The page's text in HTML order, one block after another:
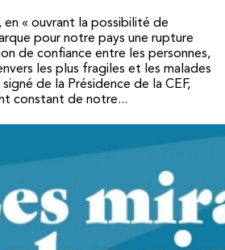
en « ouvrant la possibilité de
pour notre pays une rupture
de confiance entre les personnes,
les plus fragiles et les malades
de la Présidence de la CEF,
constant de notre...